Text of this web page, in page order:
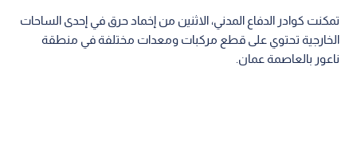
تمكنت كوادر الدفاع المدني، الاثنين من إخماد حرق في إحدى الساحات
الخارجية تحتوي على قطع مركبات ومعدات مختلفة في منطقة
ناعور بالعاصمة عمان.